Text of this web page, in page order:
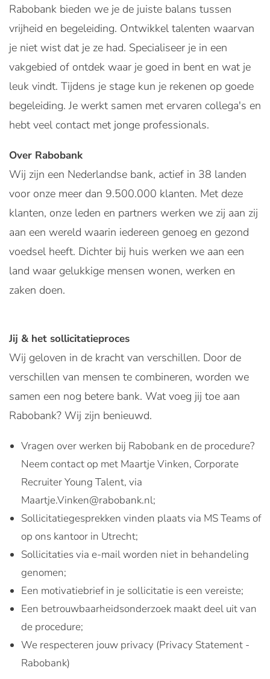
Rabobank bieden we je de juiste balans tussen
vrijheid en begeleiding. Ontwikkel talenten waarvan
je niet wist dat je ze had. Specialiseer je in een
vakgebied of ontdek waar je goed in bent en wat je
leuk vindt. Tijdens je stage kun je rekenen op goede
begeleiding. Je werkt samen met ervaren collega's en
hebt veel contact met jonge professionals.
Over Rabobank
Wij zijn een Nederlandse bank, actief in 38 landen
voor onze meer dan 9.500.000 klanten. Met deze
klanten, onze leden en partners werken we zij aan zij
aan een wereld waarin iedereen genoeg en gezond
voedsel heeft. Dichter bij huis werken we aan een
land waar gelukkige mensen wonen, werken en
zaken doen.
Jij & het sollicitatieproces
Wij geloven in de kracht van verschillen. Door de
verschillen van mensen te combineren, worden we
samen een nog betere bank. Wat voeg jij toe aan
Rabobank? Wij zijn benieuwd.
Vragen over werken bij Rabobank en de procedure?
Neem contact op met Maartje Vinken, Corporate
Recruiter Young Talent, via
Maartje.Vinken@rabobank.nl;
Sollicitatiegesprekken vinden plaats via MS Teams of
op ons kantoor in Utrecht;
Sollicitaties via e-mail worden niet in behandeling
genomen;
Een motivatiebrief in je sollicitatie is een vereiste;
Een betrouwbaarheidsonderzoek maakt deel uit van
de procedure;
We respecteren jouw privacy (Privacy Statement -
Rabobank)